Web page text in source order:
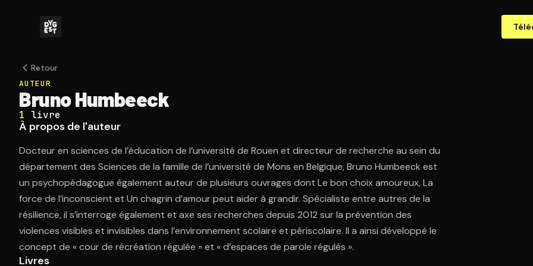
Retour
AUTEUR
Bruno Humbeeck
1 livre
À propos de l'auteur
Docteur en sciences de l’éducation de l’université de Rouen et directeur de recherche au sein du
département des Sciences de la famille de l’université de Mons en Belgique, Bruno Humbeeck est
un psychopédagogue également auteur de plusieurs ouvrages dont Le bon choix amoureux, La
force de l’inconscient et Un chagrin d’amour peut aider à grandir. Spécialiste entre autres de la
résilience, il s’interroge également et axe ses recherches depuis 2012 sur la prévention des
violences visibles et invisibles dans l’environnement scolaire et périscolaire. Il a ainsi développé le
concept de « cour de récréation régulée » et « d’espaces de parole régulés ».
Livres